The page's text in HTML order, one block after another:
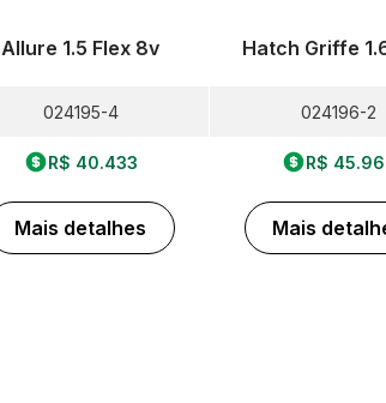
Allure 1.5 Flex 8v
024195-4
R$ 40.433
Mais detalhes
Hatch Griffe
024196-2
R$
Mais